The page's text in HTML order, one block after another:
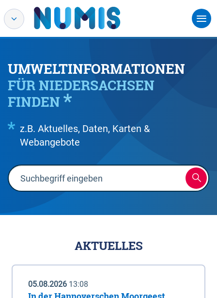
UMWELTINFORMATIONEN
FÜR NIEDERSACHSEN
FINDEN
z.B. Aktuelles, Daten, Karten &
Webangebote
AKTUELLES
05.08.2026 13:08